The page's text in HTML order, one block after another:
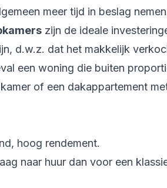
meer tijd in beslag
zijn de ideale
d.w.z. dat het makkelijk
een woning die buiten
of een dakappartement
hoog rendement.
naar huur dan voor een